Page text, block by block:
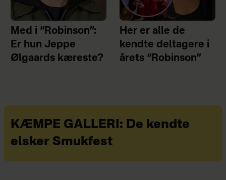
Med i “Robinson”:
Er hun Jeppe
Ølgaards kæreste?
Her er alle de
kendte deltagere i
årets “Robinson”
KÆMPE GALLERI: De kendte
elsker Smukfest